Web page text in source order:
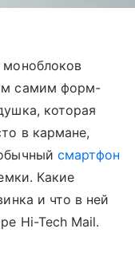
моноблоков
самим форм-
которая
в кармане,
смартфон
Какие
и что в ней
Hi-Tech Mail.